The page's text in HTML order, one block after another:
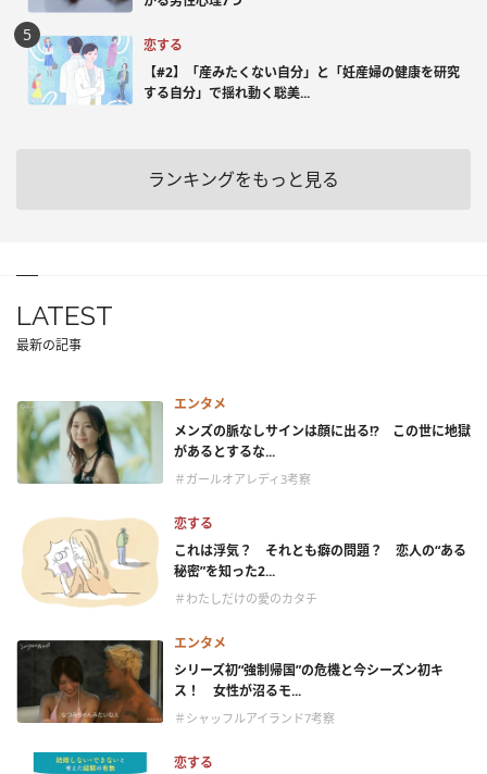
恋する
【#2】「産みたくない自分」と「妊産婦の健康を研究
する自分」で揺れ動く聡美...
ランキングをもっと見る
LATEST
最新の記事
エンタメ
メンズの脈なしサインは顔に出る!? この世に地獄
があるとするな...
＃ガールオアレディ3考察
恋する
これは浮気？ それとも癖の問題？ 恋人の“ある
秘密”を知った2...
＃わたしだけの愛のカタチ
エンタメ
シリーズ初“強制帰国”の危機と今シーズン初キ
ス！ 女性が沼るモ...
＃シャッフルアイランド7考察
恋する